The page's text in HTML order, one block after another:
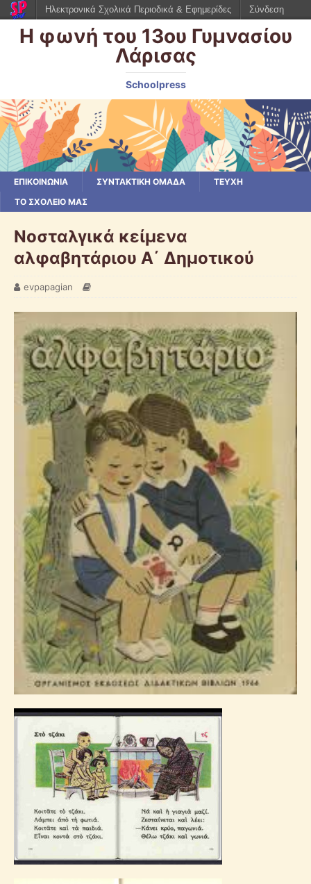
Η φωνή του 13ου Γυμνασίου
Λάρισας
Schoolpress
ΕΠΙΚΟΙΝΩΝΙΑ ΣΥΝΤΑΚΤΙΚΗ ΟΜΑΔΑ
ΤΕΥΧΗ
ΤΟ ΣΧΟΛΕΙΟ ΜΑΣ
Νοσταλγικά κείμενα
αλφαβητάριου Α΄ Δημοτικού
evpapagian
Ηλεκτρονικά Σχολικά Περιοδικά & Εφημερίδες Σύνδεση